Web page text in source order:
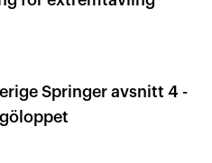
Springer avsnitt 4 -